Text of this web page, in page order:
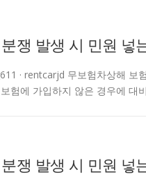
쟁 발생 시 민원 넣
· rentcarjd 무보험차상해
험에 가입하지 않은 경우에 대
쟁 발생 시 민원 넣